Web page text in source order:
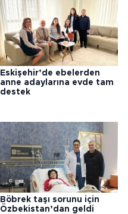
Eskişehir’de ebelerden
anne adaylarına evde tam
destek
Böbrek taşı sorunu için
Özbekistan’dan geldi